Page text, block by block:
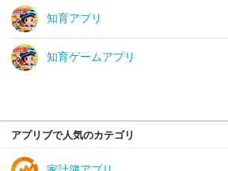
知育アプリ
知育ゲームアプリ
アプリブで人気のカテゴリ